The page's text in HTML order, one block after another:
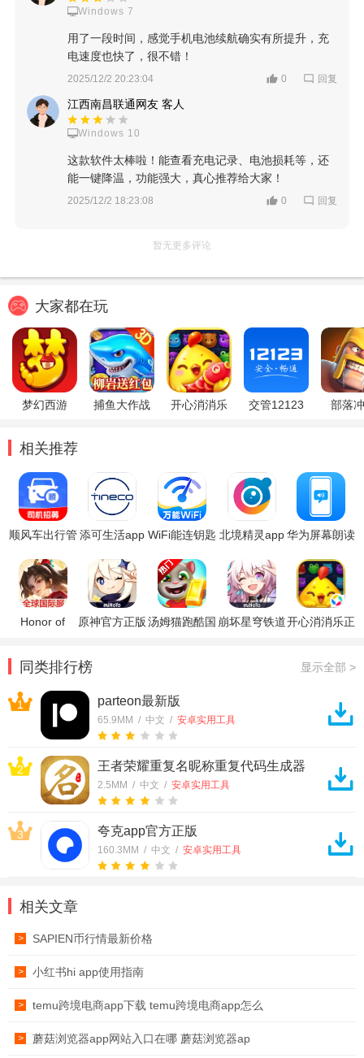
Windows 7
用了一段时间，感觉手机电池续航确实有所提升，充
电速度也快了，很不错！
2025/12/2 20:23:04 0 回复
江西南昌联通网友 客人
Windows 10
这款软件太棒啦！能查看充电记录、电池损耗等，还
能一键降温，功能强大，真心推荐给大家！
2025/12/2 18:23:08 0 回复
暂无更多评论
大家都在玩
梦幻西游 捕鱼大作战 开心消消乐 交管12123 部落
相关推荐
顺风车出行管 添可生活app WiFi能连钥匙 北境精灵app 华为屏幕朗读
Honor of
原神官方正版汤姆猫跑酷国 崩坏星穹铁道开心消消乐正
同类排行榜 显示全部 >
1 parteon最新版
65.9MM / 中文 / 安卓实用工具
2 王者荣耀重复名昵称重复代码生成器
2.5MM / 中文 / 安卓实用工具
3 夸克app官方正版
160.3MM / 中文 / 安卓实用工具
相关文章
> SAPIEN币行情最新价格
> 小红书hi app使用指南
> temu跨境电商app下载 temu跨境电商app怎么
> 蘑菇浏览器app网站入口在哪 蘑菇浏览器ap